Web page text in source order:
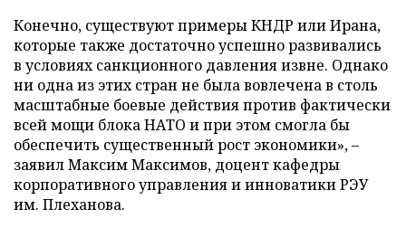
Конечно, существуют примеры КНДР или Ирана,
которые также достаточно успешно развивались
в условиях санкционного давления извне. Однако
ни одна из этих стран не была вовлечена в столь
масштабные боевые действия против фактически
всей мощи блока НАТО и при этом смогла бы
обеспечить существенный рост экономики», –
заявил Максим Максимов, доцент кафедры
корпоративного управления и инноватики РЭУ
им. Плеханова.